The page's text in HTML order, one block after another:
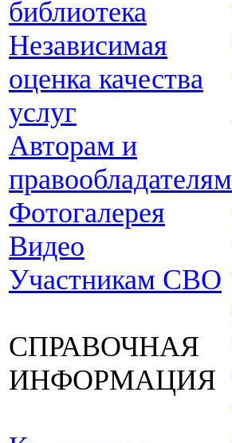
библиотека
Независимая
оценка качества
услуг
Авторам и
правообладателям
Фотогалерея
Видео
Участникам СВО
СПРАВОЧНАЯ
ИНФОРМАЦИЯ